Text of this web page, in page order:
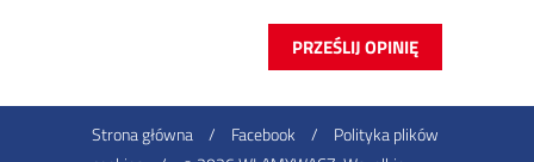
Strona główna / Facebook /
Polityka plików